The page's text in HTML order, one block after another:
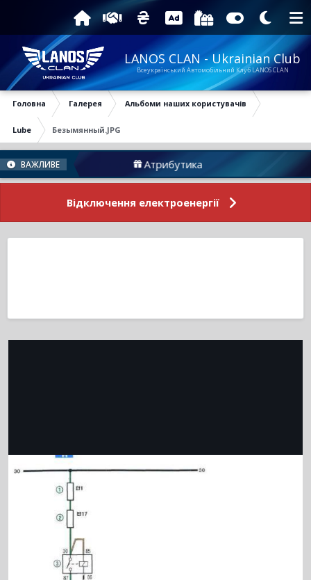
LANOS CLAN - Ukrainian Club
Всеукраїнський Автомобільний Клуб LANOS CLAN
Головна Галерея Альбоми наших користувачів
Lube Безымянный.JPG
ВАЖЛИВЕ Атрибутика
Відключення електроенергії